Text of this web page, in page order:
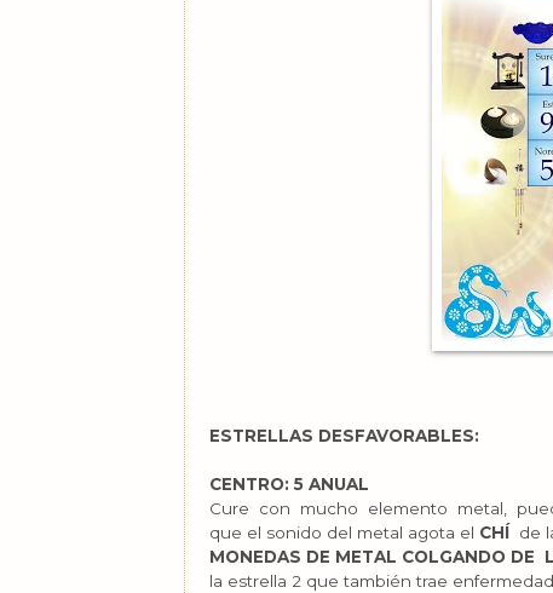
ESTRELLAS DESFAVORABLES:
CENTRO: 5 ANUAL
Cure con mucho elemento metal,
que el sonido del metal agota el CHÍ de
MONEDAS DE METAL COLGANDO DE
la estrella 2 que también trae